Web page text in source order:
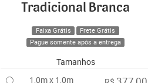
Tradicional Branca
Faixa Grátis
Frete Grátis
Pague somente após a entrega
Tamanhos
1,0m x 1,0m